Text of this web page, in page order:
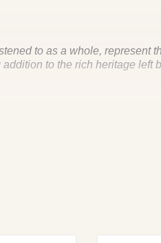
to as a whole, represent
to the rich heritage left
IS A FOUNTAIN FILLED
• JUST TELL JESUS •
WORLD IN HIS HANDS •